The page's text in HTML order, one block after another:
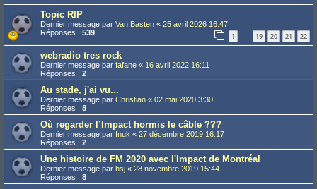
Topic RIP
Dernier message par Van Basten « 25 avril 2026 16:47
Réponses : 539 1 19 20 21 22
webradio tres rock
Dernier message par fafane « 16 avril 2022 16:11
Réponses : 2
Au stade, j'ai vu...
Dernier message par Christian « 02 mai 2020 3:30
Réponses : 8
Où regarder l’Impact hormis le câble ???
Dernier message par Inuk « 27 décembre 2019 16:17
Réponses : 2
Une histoire de FM 2020 avec l'Impact de Montréal
Dernier message par hsj « 28 novembre 2019 15:44
Réponses : 8